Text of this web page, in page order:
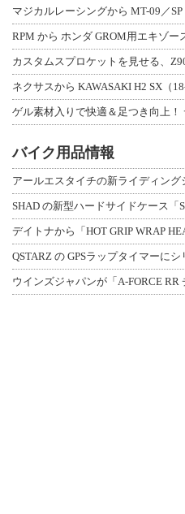
ネクサスから KAWASAKI H2 SX（
バイク用品情報
SHAD の新型ハードサイドケース「
デイトナから「HOT GRIP WRAP
QSTARZ の GPSラップタイマーに
ウインズジャパンが「A-FORCE